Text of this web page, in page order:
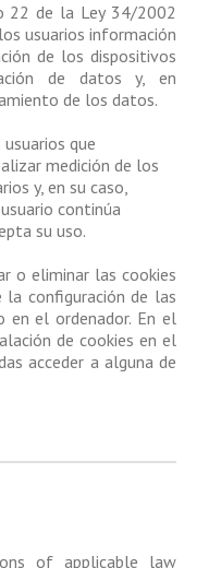
22 de la Ley 34/2002
usuarios información
de los dispositivos
de datos y, en
de los datos.
que
medición de los
y, en su caso,
continúa
su uso.
o eliminar las cookies
configuración de las
en el ordenador. En el
de cookies en el
acceder a alguna de
of applicable law